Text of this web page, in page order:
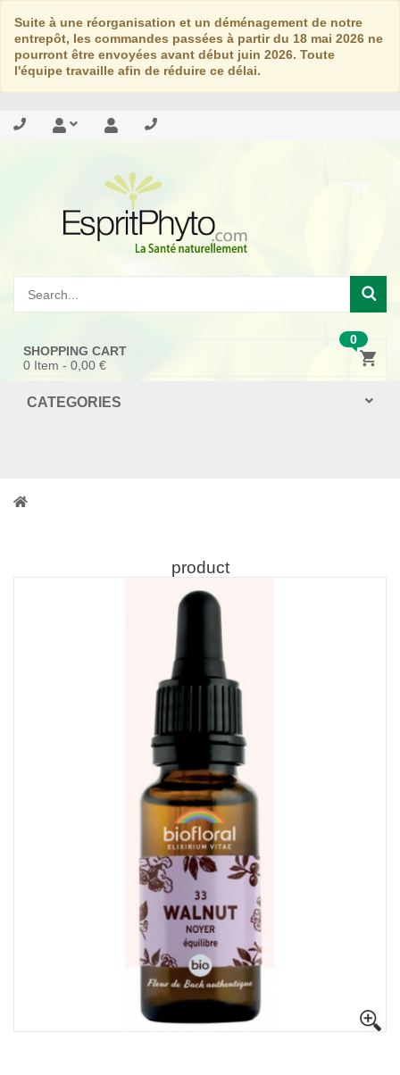
Suite à une réorganisation et un déménagement de notre
entrepôt, les commandes passées à partir du 18 mai 2026 ne
pourront être envoyées avant début juin 2026. Toute
l'équipe travaille afin de réduire ce délai.
0
SHOPPING CART
0 Item - 0,00 €
CATEGORIES
product